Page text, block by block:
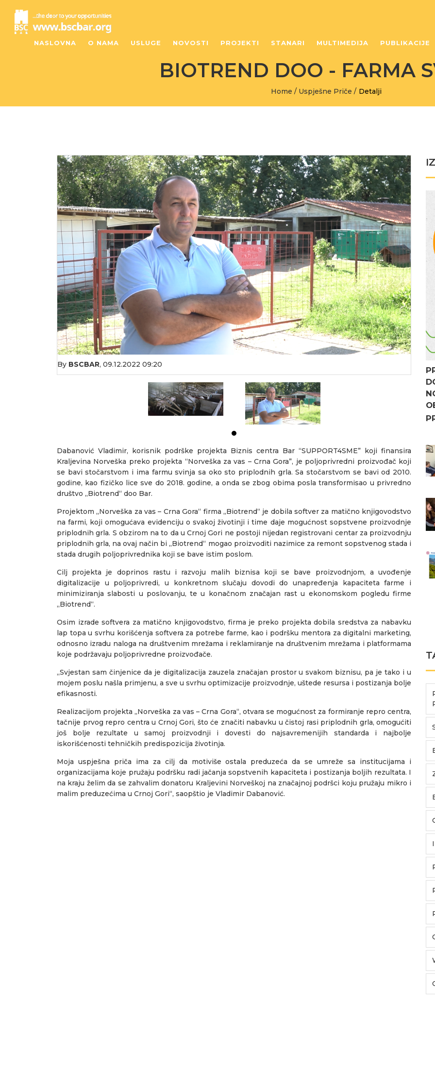
NASLOVNA O NAMA USLUGE NOVOSTI PROJEKTI STANARI MULTIMEDIJA PUBLIKACIJE
BIOTREND DOO - FARMA
Home / Uspješne Priče / Detalji
By BSCBAR, 09.12.2022 09:20
Dabanović Vladimir, korisnik podrške projekta Biznis centra Bar “SUPPORT4SME” koji finansira
Kraljevina Norveška preko projekta “Norveška za vas – Crna Gora”, je poljoprivredni proizvođač koji
se bavi stočarstvom i ima farmu svinja sa oko sto priplodnih grla. Sa stočarstvom se bavi od 2010.
godine, kao fizičko lice sve do 2018. godine, a onda se zbog obima posla transformisao u privredno
društvo „Biotrend“ doo Bar.
Projektom „Norveška za vas – Crna Gora“ firma „Biotrend“ je dobila softver za matično knjigovodstvo
na farmi, koji omogućava evidenciju o svakoj životinji i time daje mogućnost sopstvene proizvodnje
priplodnih grla. S obzirom na to da u Crnoj Gori ne postoji nijedan registrovani centar za proizvodnju
priplodnih grla, na ovaj način bi „Biotrend“ mogao proizvoditi nazimice za remont sopstvenog stada i
stada drugih poljoprivrednika koji se bave istim poslom.
Cilj projekta je doprinos rastu i razvoju malih biznisa koji se bave proizvodnjom, a uvođenje
digitalizacije u poljoprivredi, u konkretnom slučaju dovodi do unapređenja kapaciteta farme i
minimiziranja slabosti u poslovanju, te u konačnom značajan rast u ekonomskom pogledu firme
„Biotrend“.
Osim izrade softvera za matično knjigovodstvo, firma je preko projekta dobila sredstva za nabavku
lap topa u svrhu korišćenja softvera za potrebe farme, kao i podršku mentora za digitalni marketing,
odnosno izradu naloga na društvenim mrežama i reklamiranje na društvenim mrežama i platformama
koje podržavaju poljoprivredne proizvođače.
„Svjestan sam činjenice da je digitalizacija zauzela značajan prostor u svakom biznisu, pa je tako i u
mojem poslu našla primjenu, a sve u svrhu optimizacije proizvodnje, uštede resursa i postizanja bolje
efikasnosti.
Realizacijom projekta „Norveška za vas – Crna Gora“, otvara se mogućnost za formiranje repro centra,
tačnije prvog repro centra u Crnoj Gori, što će značiti nabavku u čistoj rasi priplodnih grla, omogućiti
još bolje rezultate u samoj proizvodnji i dovesti do najsavremenijih standarda i najbolje
iskorišćenosti tehničkih predispozicija životinja.
Moja uspješna priča ima za cilj da motiviše ostala preduzeća da se umreže sa institucijama i
organizacijama koje pružaju podršku radi jačanja sopstvenih kapaciteta i postizanja boljih rezultata. I
na kraju želim da se zahvalim donatoru Kraljevini Norveškoj na značajnoj podršci koju pružaju mikro i
malim preduzećima u Crnoj Gori“, saopštio je Vladimir Dabanović.